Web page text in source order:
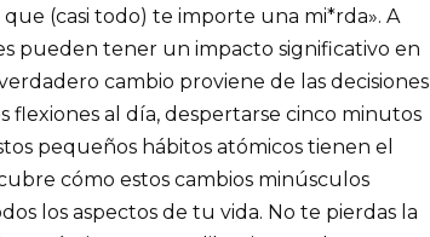
(casi todo) te importe una mi*rda». A
pueden tener un impacto significativo en
cambio proviene de las decisiones
flexiones al día, despertarse cinco minutos
pequeños hábitos atómicos tienen el
cómo estos cambios minúsculos
los aspectos de tu vida. No te pierdas la